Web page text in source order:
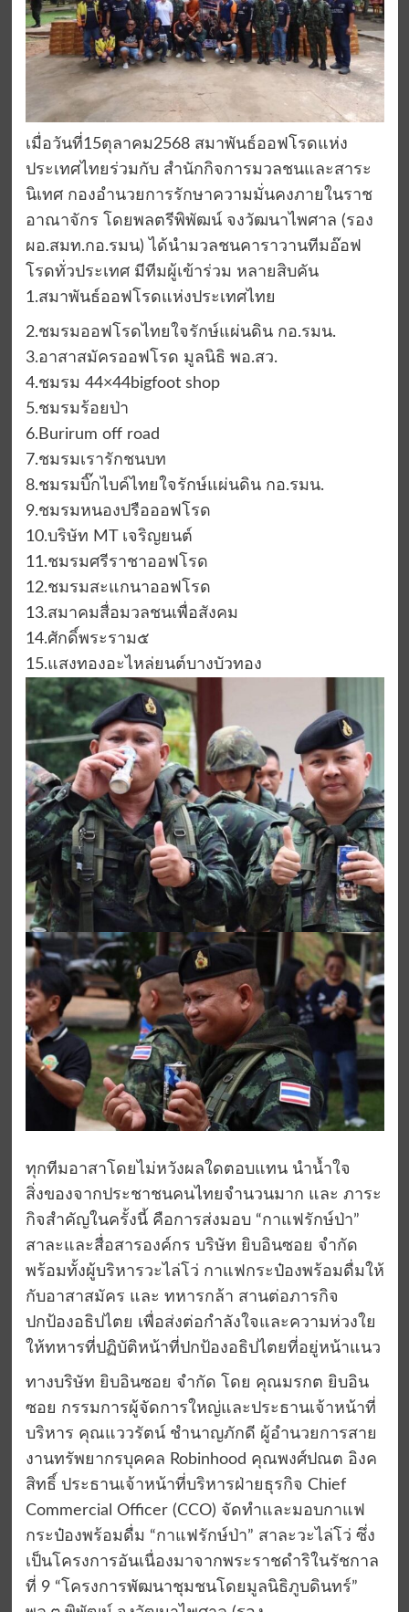
เมื่อวันที่15ตุลาคม2568 สมาพันธ์ออฟโรดแห่ง
ประเทศไทยร่วมกับ สำนักกิจการมวลชนและสาระ
นิเทศ กองอำนวยการรักษาความมั่นคงภายในราช
อาณาจักร โดยพลตรีพิพัฒน์ จงวัฒนาไพศาล (รอง
ผอ.สมท.กอ.รมน) ได้นำมวลชนคาราวานทีมอ๊อฟ
โรดทั่วประเทศ มีทีมผู้เข้าร่วม หลายสิบคัน
1.สมาพันธ์ออฟโรดแห่งประเทศไทย
2.ชมรมออฟโรดไทยใจรักษ์แผ่นดิน กอ.รมน.
3.อาสาสมัครออฟโรด มูลนิธิ พอ.สว.
4.ชมรม 44×44bigfoot shop
5.ชมรมร้อยป่า
6.Burirum off road
7.ชมรมเรารักชนบท
8.ชมรมบิ๊กไบค์ไทยใจรักษ์แผ่นดิน กอ.รมน.
9.ชมรมหนองปรือออฟโรด
10.บริษัท MT เจริญยนต์
11.ชมรมศรีราชาออฟโรด
12.ชมรมสะแกนาออฟโรด
13.สมาคมสื่อมวลชนเพื่อสังคม
14.ศักดิ์พระราม๕
15.แสงทองอะไหล่ยนต์บางบัวทอง
ทุกทีมอาสาโดยไม่หวังผลใดตอบแทน นำน้ำใจ
สิ่งของจากประชาชนคนไทยจำนวนมาก และ ภาระ
กิจสำคัญในครั้งนี้ คือการส่งมอบ “กาแฟรักษ์ป่า”
สาละและสื่อสารองค์กร บริษัท ยิบอินซอย จำกัด
พร้อมทั้งผู้บริหารวะไล่โว่ กาแฟกระป๋องพร้อมดื่มให้
กับอาสาสมัคร และ ทหารกล้า สานต่อภารกิจ
ปกป้องอธิปไตย เพื่อส่งต่อกำลังใจและความห่วงใย
ให้ทหารที่ปฏิบัติหน้าที่ปกป้องอธิปไตยที่อยู่หน้าแนว
ทางบริษัท ยิบอินซอย จำกัด โดย คุณมรกต ยิบอิน
ซอย กรรมการผู้จัดการใหญ่และประธานเจ้าหน้าที่
บริหาร คุณแววรัตน์ ชำนาญภักดี ผู้อำนวยการสาย
งานทรัพยากรบุคคล Robinhood คุณพงศ์ปณต อิงค
สิทธิ์ ประธานเจ้าหน้าที่บริหารฝ่ายธุรกิจ Chief
Commercial Officer (CCO) จัดทำและมอบกาแฟ
กระป๋องพร้อมดื่ม “กาแฟรักษ์ป่า” สาละวะไล่โว่ ซึ่ง
เป็นโครงการอันเนื่องมาจากพระราชดำริในรัชกาล
ที่ 9 “โครงการพัฒนาชุมชนโดยมูลนิธิภูบดินทร์”